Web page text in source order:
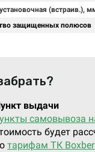
(встраив.),
защищенных полюсов
выдачи
самовывоза
будет
тарифам ТК